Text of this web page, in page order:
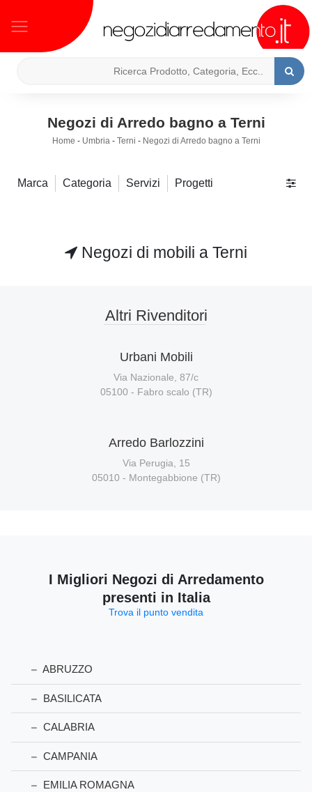
Negozi di Arredo bagno a Terni
Home - Umbria- Terni - Negozi di Arredo bagno a Terni
Marca Categoria Servizi Progetti
Negozi di mobili a Terni
Altri Rivenditori
Urbani Mobili
Via Nazionale, 87/c
05100 - Fabro scalo (TR)
Arredo Barlozzini
Via Perugia, 15
05010 - Montegabbione (TR)
I Migliori Negozi di Arredamento
presenti in Italia
Trova il punto vendita
ABRUZZO
BASILICATA
CALABRIA
CAMPANIA
EMILIA ROMAGNA